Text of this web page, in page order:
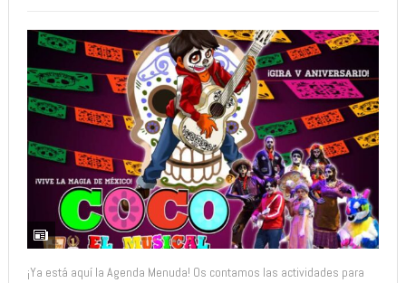
¡Ya está aquí la Agenda Menuda! Os contamos las actividades para